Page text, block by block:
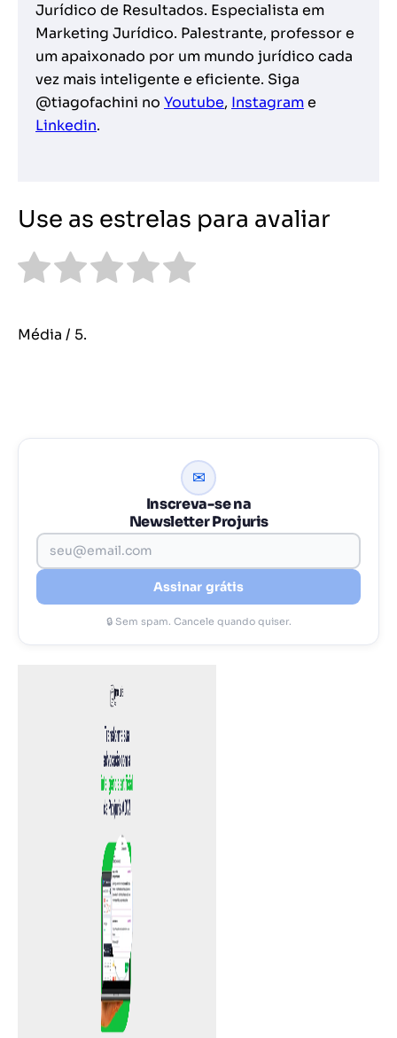
Jurídico de Resultados. Especialista em
Marketing Jurídico. Palestrante, professor e
um apaixonado por um mundo jurídico cada
vez mais inteligente e eficiente. Siga
@tiagofachini no Youtube, Instagrame
Linkedin.
Use as estrelas para avaliar
Média / 5.
✉
Inscreva-se na
Newsletter Projuris
Assinar grátis
🔒 Sem spam. Cancele quando quiser.